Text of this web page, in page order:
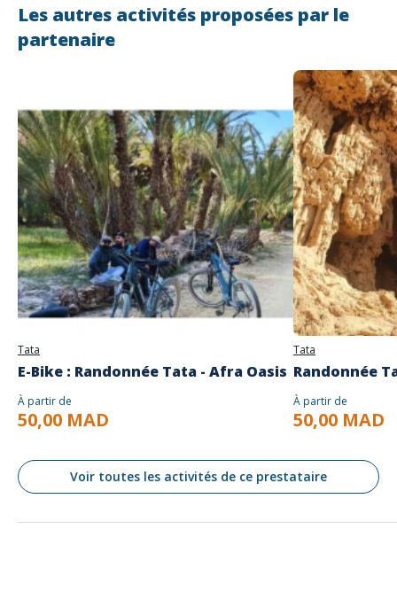
Adresse
E-bike Tata
84000 Tata
Les autres activités proposées par le
partenaire
Tata
E-Bike : Randonnée Tata - Afra Oasis
À partir de
50,00 MAD
Tata
Randonnée
À partir de
50,00 MAD
Voir toutes les activités de ce prestataire